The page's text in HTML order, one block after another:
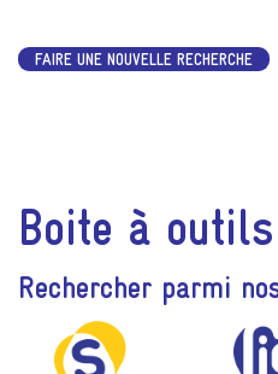
FAIRE UNE NOUVELLE RECHERCHE
Boite à outils
Rechercher parmi